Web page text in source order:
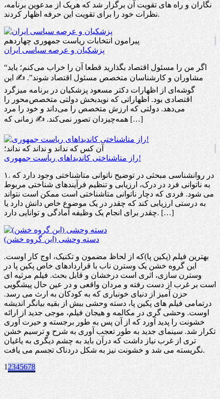
نگاران و راه های تقویت آن برگزار شد که هریک از مدعوین برنامه،
نظرات خود را برای تقویت این حرفه اظهار کردند.
پیرامون انتخابات ریاست جمهوری چهاردهم
پزشکیان و عرصه سیاسی ایران
“اگر من را مسئول اقتصاد بگذارید قطعا آن را خراب می‌کنم؛ باید
مشاوران و کارشناسان متخصص مسئول اقتصاد شوند”. ✍️ این
گوشه‌ای از اظهارات دکتر مسعود پزشکیان در برنامه میزگرد
اقتصادی بود. اظهاراتی که نوید‌بخش دولتی متخصص‌محور را
می‌دهد. دولتی که ارزش متخصص را می‌داند و خود را مرد
همه‌چیزدان تصور نمی‌کند. ✍️ زمانی که […]
آن کس که نداند و نداند که نداند؛
راز متاشناختی کاندیداهای ریاست جمهوری!
۱. در روانشناسی مبحثی در توضیح ناتوانی متاشناختی وجود دارد که
به ناتوانی فرد در درک، ارزیابی و تنظیم فرآیندهای شناختی مربوط
می شود. فردی که دچار ناتوانی متاشناختی است ممکن است نتواند
به درستی ارزیابی کند که چقدر در یک موضوع خاص دانش دارد یا
چقدر برای انجام یک وظیفه آمادگی و توانایی دارد. […]
دسته وحشی (این گروه خشن)
بهترین فیلم (پکین پا)که از لحاظ مضمون و تکنیک، اوج کار اوست.
این گروه خشن یک وسترن ناب با قراردادهای خاص پکین پا در
وسترن سازی، اثری است درخشان و قابل بحث. فیلم مرثیه ای
است بر غرب از دست رفته و مردان واقعی و در عین حال پیشگویی
حزن آمیز از دنیای خونباری که به کودکان به ارث می رسد.
درتمامی فیلم های پکین پا، دسته وحشی ببش از بقیه بیانگر اندیشه
اوست. وحشی گری در مکالمه و هیجان فیلم، موجی جدید از ارائه
خشونت را پدید آورد که از آن پس به طور برجسته و حیرت آوری
تکرار شد. سینمای جدید به طور تعجب آوری به شرح و ترسیم خشن
تری از غرب نیاز داشت که درآن باید به چشم دیگری به یاغیان
نگریسته می شد و خشونت نیز به شکل دردناک تجسم می یافت.
1 2345678